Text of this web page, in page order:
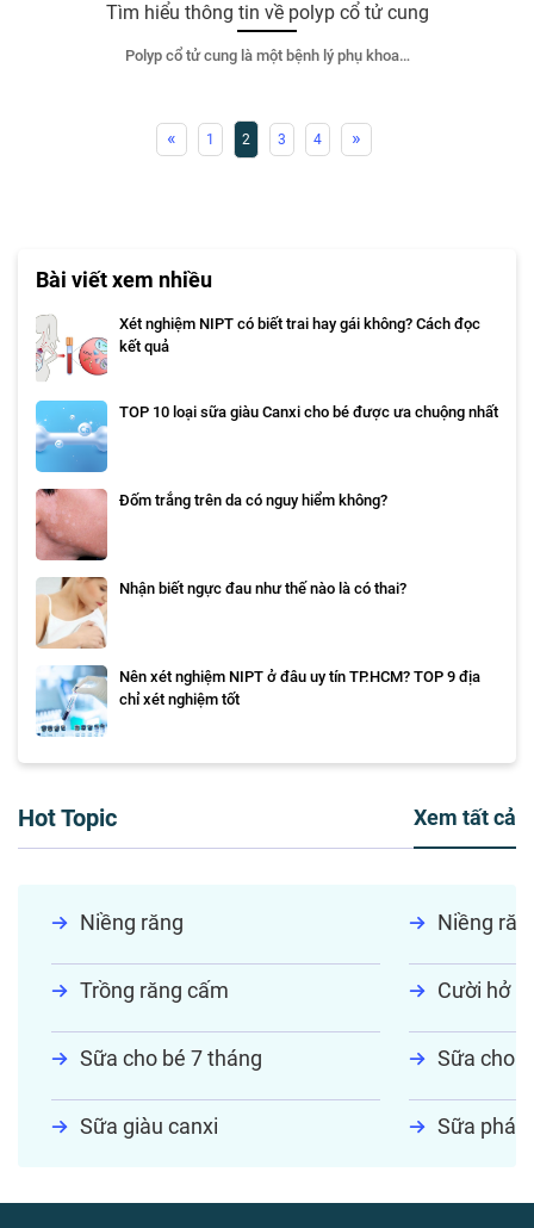
Tìm hiểu thông tin về polyp cổ tử cung
Polyp cổ tử cung là một bệnh lý phụ khoa…
« 1 2 3 4 »
Bài viết xem nhiều
Xét nghiệm NIPT có biết trai hay gái không? Cách đọc
kết quả
TOP 10 loại sữa giàu Canxi cho bé được ưa chuộng nhất
Đốm trắng trên da có nguy hiểm không?
Nhận biết ngực đau như thế nào là có thai?
Nên xét nghiệm NIPT ở đâu uy tín TP.HCM? TOP 9 địa
chỉ xét nghiệm tốt
Hot Topic Xem tất cả
Niềng răng Niềng
Trồng răng cấm Cười hở
Sữa cho bé 7 tháng Sữa cho
Sữa giàu canxi Sữa phát